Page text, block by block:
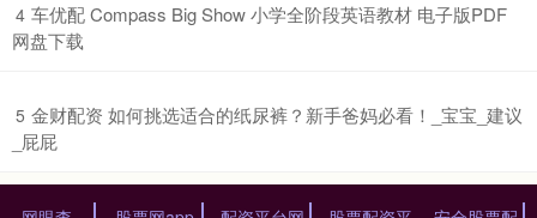
4 ​车优配 Compass Big Show 小学全阶段英语教材 电子版PDF
网盘下载
5 ​金财配资 如何挑选适合的纸尿裤？新手爸妈必看！_宝宝_建议
_屁屁